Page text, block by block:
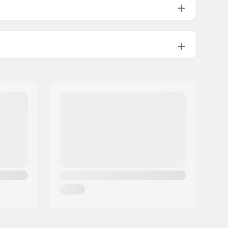
Velcro, Neopreenivarsi, Joustava
Laskettelu, Lumilautailu